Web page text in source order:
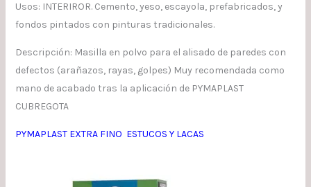
Usos: INTERIROR. Cemento, yeso, escayola, prefabricados, y
fondos pintados con pinturas tradicionales.
Descripción: Masilla en polvo para el alisado de paredes con
defectos (arañazos, rayas, golpes) Muy recomendada como
mano de acabado tras la aplicación de PYMAPLAST
CUBREGOTA
PYMAPLAST EXTRA FINO ESTUCOS Y LACAS